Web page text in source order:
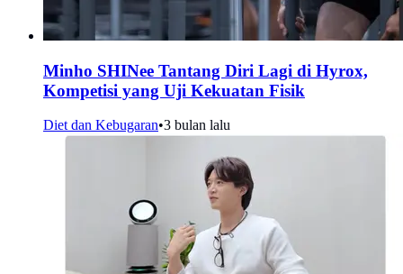
Minho SHINee Tantang Diri Lagi di Hyrox,
Kompetisi yang Uji Kekuatan Fisik
Diet dan Kebugaran•3 bulan lalu